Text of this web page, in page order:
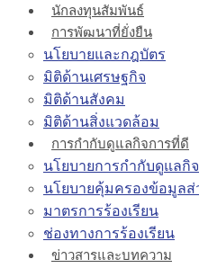
นักลงทุนสัมพันธ์
การพัฒนาที่ยั่งยืน
นโยบายและกฎบัตร
มิติด้านเศรษฐกิจ
มิติด้านสังคม
มิติด้านสิ่งแวดล้อม
การกำกับดูแลกิจการที่ดี
นโยบายการกำกับดูแลกิ
นโยบายคุ้มครองข้อมูล
มาตรการร้องเรียน
ช่องทางการร้องเรียน
ข่าวสารและบทความ